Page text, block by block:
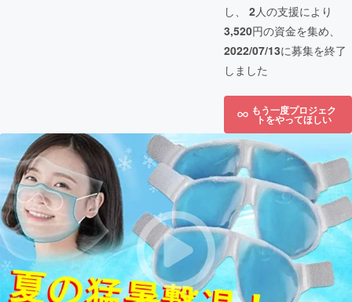
し、 2人の支援により
3,520円の資金を集め、
2022/07/13に募集を終了
しました
もう一度プロジェク
トをやってほしい